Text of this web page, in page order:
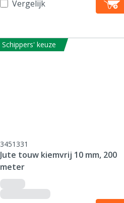
Vergelijk
Schippers' keuze
3451331
Jute touw kiemvrij 10 mm, 200
meter